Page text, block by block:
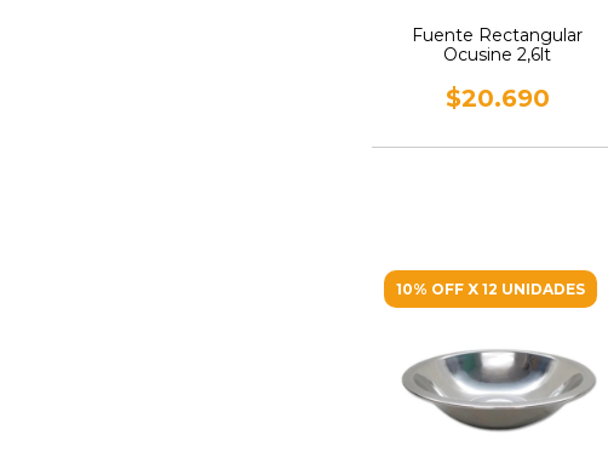
Fuente Rectangular
Ocusine 2,6lt
$20.690
10% OFF X 12 UNIDADES